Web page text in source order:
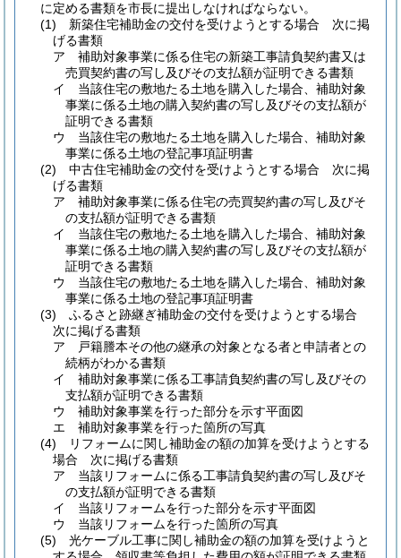
に定める書類を市長に提出しなければならない。
(1)
新築住宅補助金の交付を受けようとする場合 次に掲
げる書類
ア
補助対象事業に係る住宅の新築工事請負契約書又は
売買契約書の写し及びその支払額が証明できる書類
イ
当該住宅の敷地たる土地を購入した場合、補助対象
事業に係る土地の購入契約書の写し及びその支払額が
証明できる書類
ウ
当該住宅の敷地たる土地を購入した場合、補助対象
事業に係る土地の登記事項証明書
(2)
中古住宅補助金の交付を受けようとする場合 次に掲
げる書類
ア
補助対象事業に係る住宅の売買契約書の写し及びそ
の支払額が証明できる書類
イ
当該住宅の敷地たる土地を購入した場合、補助対象
事業に係る土地の購入契約書の写し及びその支払額が
証明できる書類
ウ
当該住宅の敷地たる土地を購入した場合、補助対象
事業に係る土地の登記事項証明書
(3)
ふるさと跡継ぎ補助金の交付を受けようとする場合
次に掲げる書類
ア
戸籍謄本その他の継承の対象となる者と申請者との
続柄がわかる書類
イ
補助対象事業に係る工事請負契約書の写し及びその
支払額が証明できる書類
ウ
補助対象事業を行った部分を示す平面図
エ
補助対象事業を行った箇所の写真
(4)
リフォームに関し補助金の額の加算を受けようとする
場合 次に掲げる書類
ア
当該リフォームに係る工事請負契約書の写し及びそ
の支払額が証明できる書類
イ
当該リフォームを行った部分を示す平面図
ウ
当該リフォームを行った箇所の写真
(5)
光ケーブル工事に関し補助金の額の加算を受けようと